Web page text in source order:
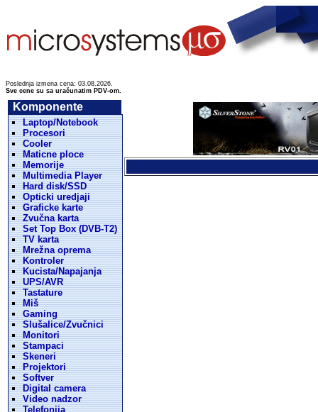
Poslednja izmena cena: 03.08.2026.
Sve cene su sa uračunatim PDV-om.
Komponente
Laptop/Notebook
Procesori
Cooler
Maticne ploce
Memorije
Multimedia Player
Hard disk/SSD
Opticki uredjaji
Graficke karte
Zvučna karta
Set Top Box (DVB-T2)
TV karta
Mrežna oprema
Kontroler
Kucista/Napajanja
UPS/AVR
Tastature
Miš
Gaming
Slušalice/Zvučnici
Monitori
Stampaci
Skeneri
Projektori
Softver
Digital camera
Video nadzor
Telefonija